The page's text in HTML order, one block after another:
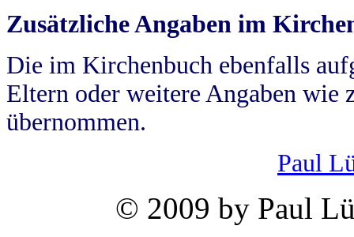
Zusätzliche Angaben im
Die im Kirchenbuch ebenfalls
Eltern oder weitere Angaben wie
übernommen.
Paul
© 2009 by Paul